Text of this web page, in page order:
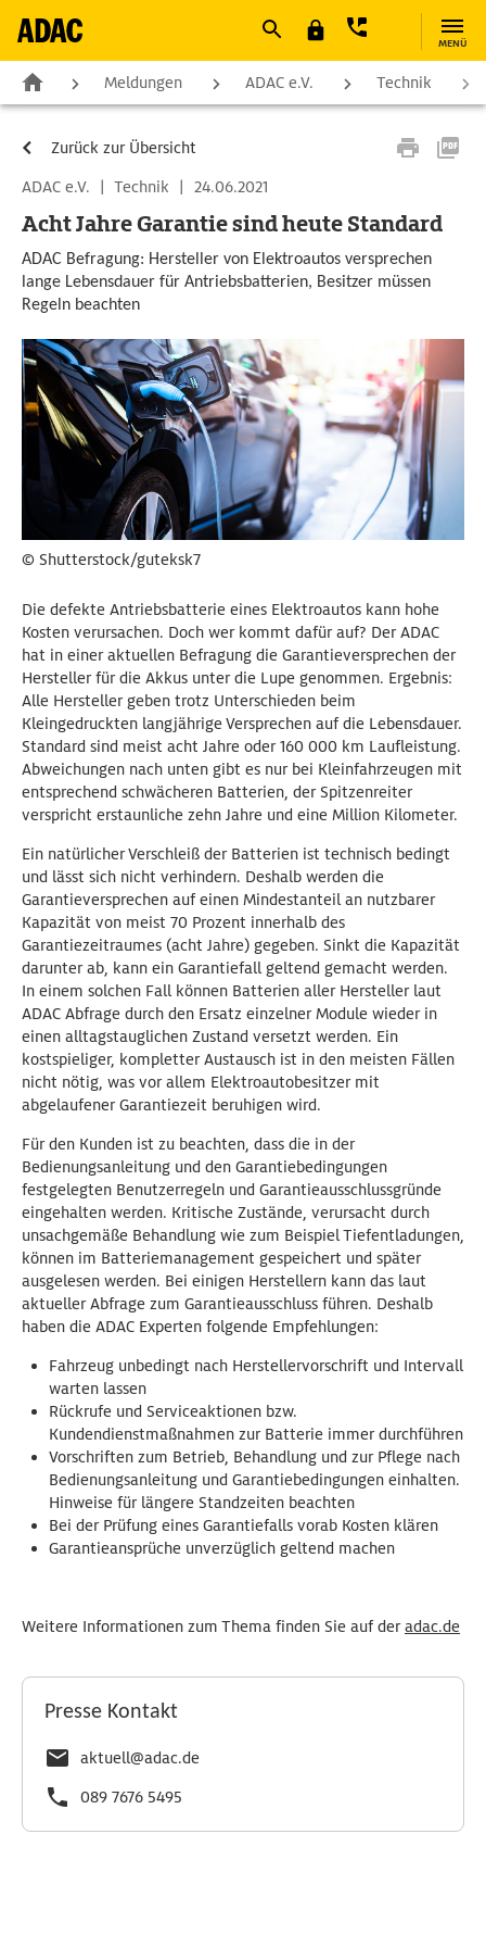
MENÜ
Meldungen ADAC e.V. Technik
Zurück zur Übersicht
ADAC e.V.
| Technik | 24.06.2021
Acht Jahre Garantie sind heute Standard
ADAC Befragung: Hersteller von Elektroautos versprechen
lange Lebensdauer für Antriebsbatterien, Besitzer müssen
Regeln beachten
© Shutterstock/guteksk7
Die defekte Antriebsbatterie eines Elektroautos kann hohe
Kosten verursachen. Doch wer kommt dafür auf? Der ADAC
hat in einer aktuellen Befragung die Garantieversprechen der
Hersteller für die Akkus unter die Lupe genommen. Ergebnis:
Alle Hersteller geben trotz Unterschieden beim
Kleingedruckten langjährige Versprechen auf die Lebensdauer.
Standard sind meist acht Jahre oder 160 000 km Laufleistung.
Abweichungen nach unten gibt es nur bei Kleinfahrzeugen mit
entsprechend schwächeren Batterien, der Spitzenreiter
verspricht erstaunliche zehn Jahre und eine Million Kilometer.
Ein natürlicher Verschleiß der Batterien ist technisch bedingt
und lässt sich nicht verhindern. Deshalb werden die
Garantieversprechen auf einen Mindestanteil an nutzbarer
Kapazität von meist 70 Prozent innerhalb des
Garantiezeitraumes (acht Jahre) gegeben. Sinkt die Kapazität
darunter ab, kann ein Garantiefall geltend gemacht werden.
In einem solchen Fall können Batterien aller Hersteller laut
ADAC Abfrage durch den Ersatz einzelner Module wieder in
einen alltagstauglichen Zustand versetzt werden. Ein
kostspieliger, kompletter Austausch ist in den meisten Fällen
nicht nötig, was vor allem Elektroautobesitzer mit
abgelaufener Garantiezeit beruhigen wird.
Für den Kunden ist zu beachten, dass die in der
Bedienungsanleitung und den Garantiebedingungen
festgelegten Benutzerregeln und Garantieausschlussgründe
eingehalten werden. Kritische Zustände, verursacht durch
unsachgemäße Behandlung wie zum Beispiel Tiefentladungen,
können im Batteriemanagement gespeichert und später
ausgelesen werden. Bei einigen Herstellern kann das laut
aktueller Abfrage zum Garantieausschluss führen. Deshalb
haben die ADAC Experten folgende Empfehlungen:
Fahrzeug unbedingt nach Herstellervorschrift und Intervall
warten lassen
Rückrufe und Serviceaktionen bzw.
Kundendienstmaßnahmen zur Batterie immer durchführen
Vorschriften zum Betrieb, Behandlung und zur Pflege nach
Bedienungsanleitung und Garantiebedingungen einhalten.
Hinweise für längere Standzeiten beachten
Bei der Prüfung eines Garantiefalls vorab Kosten klären
Garantieansprüche unverzüglich geltend machen
Weitere Informationen zum Thema finden Sie auf deradac.de
Presse Kontakt
aktuell@adac.de
089 7676 5495